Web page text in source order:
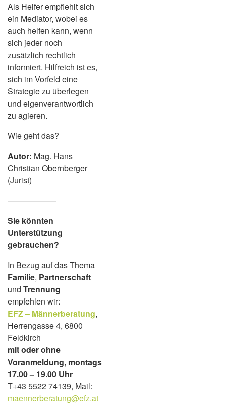
Als Helfer empfiehlt sich
ein Mediator, wobei es
auch helfen kann, wenn
sich jeder noch
zusätzlich rechtlich
informiert. Hilfreich ist es,
sich im Vorfeld eine
Strategie zu überlegen
und eigenverantwortlich
zu agieren.
Wie geht das?
Autor: Mag. Hans
Christian Obernberger
(Jurist)
——————
Sie könnten
Unterstützung
gebrauchen?
In Bezug auf das Thema
Familie, Partnerschaft
und Trennung
empfehlen wir:
EFZ – Männerberatung,
Herrengasse 4, 6800
Feldkirch
mit oder ohne
Voranmeldung, montags
17.00 – 19.00 Uhr
T+43 5522 74139, Mail:
maennerberatung@efz.at